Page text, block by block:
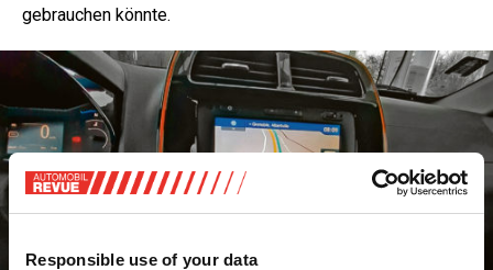
Responsible use of your data
gebrauchen könnte.